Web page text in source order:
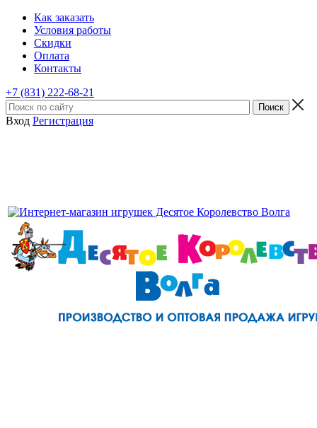
Как заказать
Условия работы
Скидки
Оплата
Контакты
+7 (831) 222-68-21
Вход Регистрация